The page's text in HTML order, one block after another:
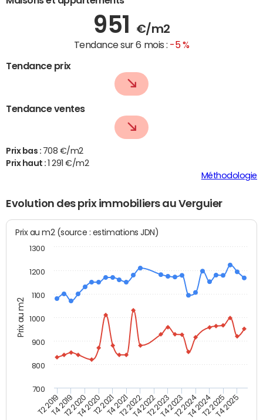
951 €/m2
Tendance sur 6 mois : -5 %
Tendance prix
Tendance ventes
Prix bas : 708 €/m2
Prix haut :
1 291 €/m2
Méthodologie
Evolution des prix immobiliers au Verguier
Prix au m2
Prix au m2 (source : estimations JDN)
T2 2019T4 2019T2 2020T4 2020T2 2021T4 2021T2 2022T4 2022T2 2023T4 2023T2 2024T4 2024T2 2025T4 2025
700
800
900
1000
1100
1200
1300